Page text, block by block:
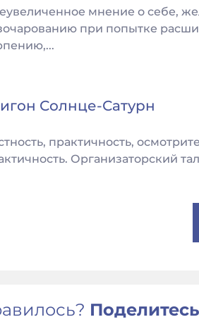
мнение о себе,
при попытке
Солнце-Сатурн
практичность,
Организаторский